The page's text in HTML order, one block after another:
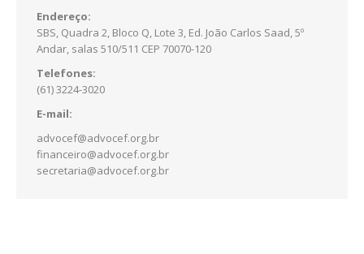
Endereço:
SBS, Quadra 2, Bloco Q, Lote 3, Ed. João Carlos Saad, 5º
Andar, salas 510/511 CEP 70070-120
Telefones:
(61) 3224-3020
E-mail:
advocef@advocef.org.br
financeiro@advocef.org.br
secretaria@advocef.org.br